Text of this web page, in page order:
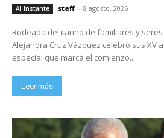
Al Instante staff - 8 agosto, 2026
Rodeada del cariño de familiares y
Alejandra Cruz Vázquez celebró sus XV
especial que marca el comienzo...
Leer más